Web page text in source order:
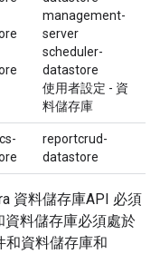
management-
server
scheduler-
datastore
使用者設定 - 資
料儲存庫
reportcrud-
datastore
資料儲存庫API 必須
料儲存庫必須處於
和資料儲存庫和